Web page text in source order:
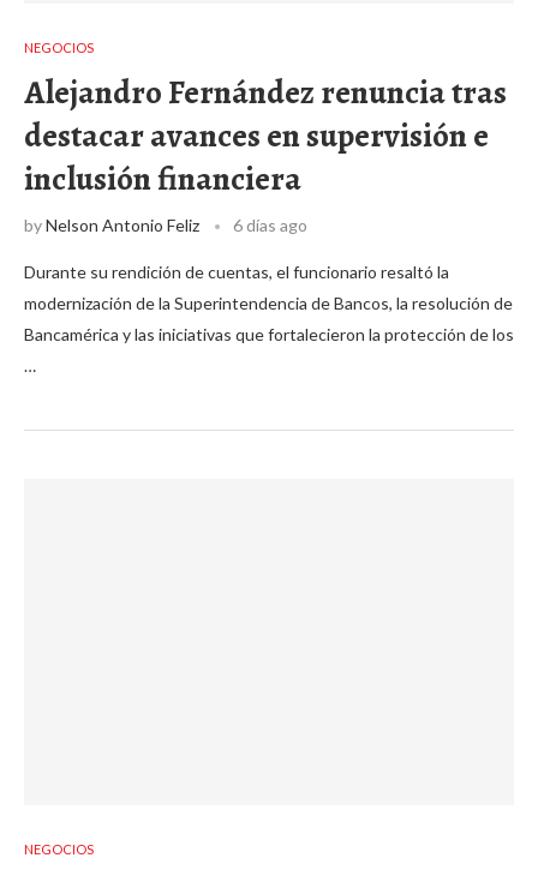
NEGOCIOS
Alejandro Fernández renuncia tras
destacar avances en supervisión e
inclusión financiera
byNelson Antonio Feliz 6 días ago
Durante su rendición de cuentas, el funcionario resaltó la
modernización de la Superintendencia de Bancos, la resolución de
Bancamérica y las iniciativas que fortalecieron la protección de los
…
NEGOCIOS